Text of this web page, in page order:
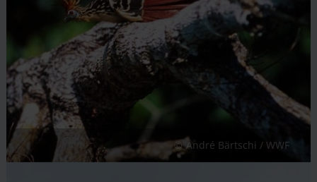
André Bärtschi / WWF